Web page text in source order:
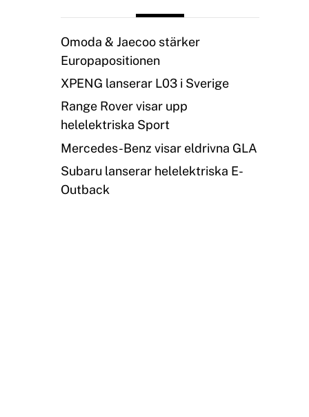
Omoda & Jaecoo stärker
Europapositionen
XPENG lanserar L03 i Sverige
Range Rover visar upp
helelektriska Sport
Mercedes-Benz visar eldrivna GLA
Subaru lanserar helelektriska E-
Outback